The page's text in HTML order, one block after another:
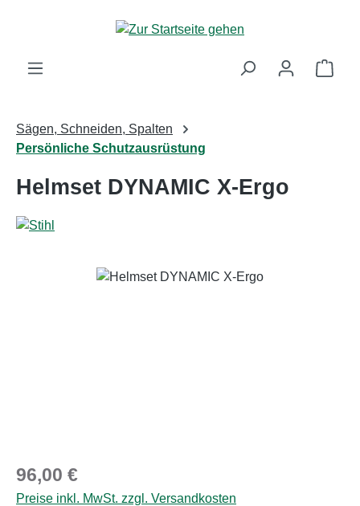
Zum Hauptinhalt springen
Sägen, Schneiden, Spalten
Persönliche Schutzausrüstung
Helmset DYNAMIC X-Ergo
Bildergalerie überspringen
Regulärer Preis:
96,00 €
Preise inkl. MwSt. zzgl. Versandkosten